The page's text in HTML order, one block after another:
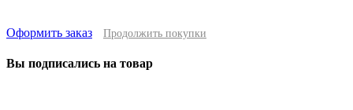
Оформить заказ Продолжить покупки
Вы подписались на товар